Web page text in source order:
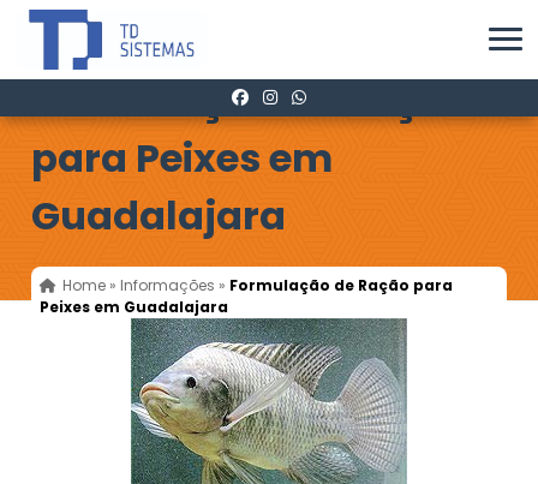
Formulação de Ração
para Peixes em
Guadalajara
Home » Informações » Formulação de Ração para
Peixes em Guadalajara